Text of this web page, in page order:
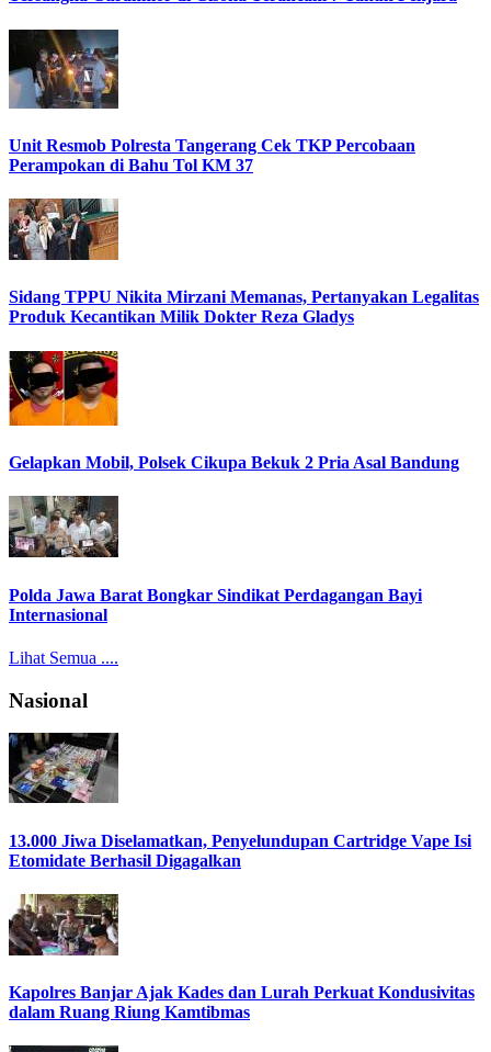
Unit Resmob Polresta Tangerang Cek TKP Percobaan
Perampokan di Bahu Tol KM 37
Sidang TPPU Nikita Mirzani Memanas, Pertanyakan Legalitas
Produk Kecantikan Milik Dokter Reza Gladys
Gelapkan Mobil, Polsek Cikupa Bekuk 2 Pria Asal Bandung
Polda Jawa Barat Bongkar Sindikat Perdagangan Bayi
Internasional
Lihat Semua ....
Nasional
13.000 Jiwa Diselamatkan, Penyelundupan Cartridge Vape Isi
Etomidate Berhasil Digagalkan
Kapolres Banjar Ajak Kades dan Lurah Perkuat Kondusivitas
dalam Ruang Riung Kamtibmas